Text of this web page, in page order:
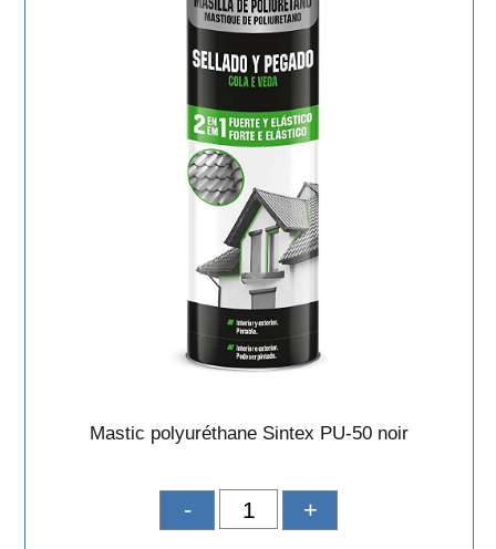
Mastic polyuréthane Sintex PU-50 noir
- +